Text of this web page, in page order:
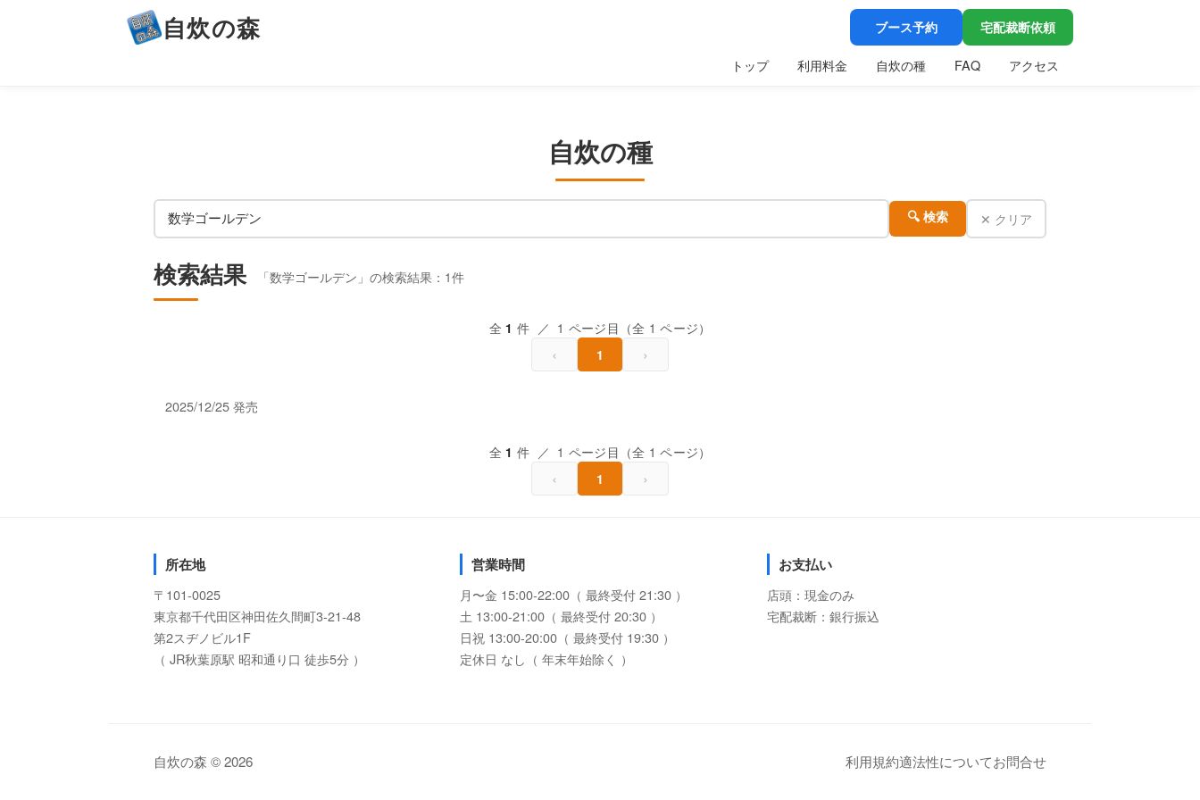
自炊の森 ブース予約 宅配裁断依頼
トップ 利用料金 自炊の種 FAQ アクセス
自炊の種
🔍 検索 ✕ クリア
検索結果 「数学ゴールデン」の検索結果：1件
全 1 件 ／ 1 ページ目（全 1 ページ）
‹ 1 ›
2025/12/25 発売
全 1 件 ／ 1 ページ目（全 1 ページ）
‹ 1 ›
所在地
〒101-0025
東京都千代田区神田佐久間町3-21-48
第2スヂノビル1F
（ JR秋葉原駅 昭和通り口 徒歩5分 ）
営業時間
月〜金 15:00-22:00（ 最終受付 21:30 ）
土 13:00-21:00（ 最終受付 20:30 ）
日祝 13:00-20:00（ 最終受付 19:30 ）
定休日 なし（ 年末年始除く ）
お支払い
店頭：現金のみ
宅配裁断：銀行振込
自炊の森 © 2026 利用規約適法性についてお問合せ